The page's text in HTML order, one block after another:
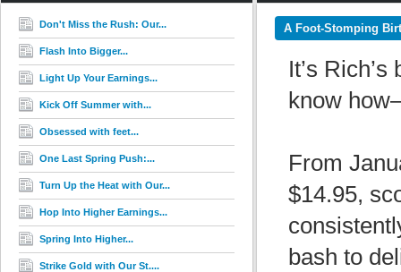
Don't Miss the Rush: Our...
Flash Into Bigger...
Light Up Your Earnings...
Kick Off Summer with...
Obsessed with feet...
One Last Spring Push:...
Turn Up the Heat with Our...
Hop Into Higher Earnings...
Spring Into Higher...
Strike Gold with Our St....
A Foot-Stomping
It’s
know
From
$14.95,
bash to